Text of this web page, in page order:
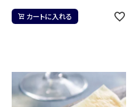
カートに入れる